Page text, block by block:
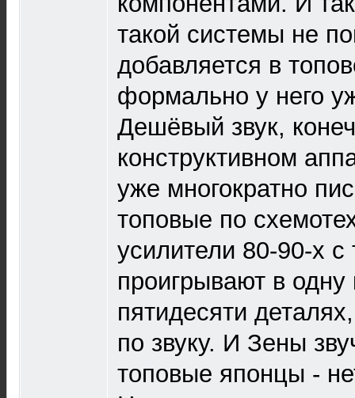
такой системы не
добавляется в
формально у него
Дешёвый звук,
конструктивном
уже многократно
топовые по
усилители 80-90-х
проигрывают в
пятидесяти
по звуку. И Зены
топовые японцы -